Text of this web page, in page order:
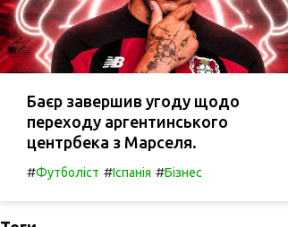
Баєр завершив угоду щодо
переходу аргентинського
центрбека з Марселя.
#Футболіст #Іспанія #Бізнес